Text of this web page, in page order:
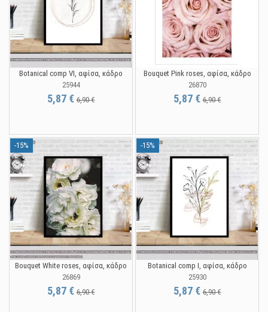
Botanical comp VI, αφίσα, κάδρο
25944
5,87 €6,90 €
Bouquet Pink roses, αφίσα, κάδρο
26870
5,87 €6,90 €
-15%
Bouquet White roses, αφίσα, κάδρο
26869
5,87 €6,90 €
-15%
Botanical comp I, αφίσα, κάδρο
25930
5,87 €6,90 €